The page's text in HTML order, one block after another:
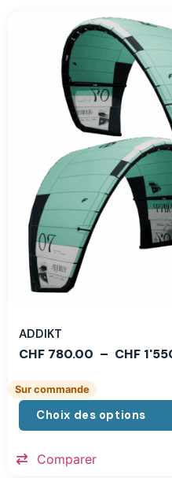
ADDIKT
CHF 780.00 – CHF
Sur commande
Choix des options
Comparer